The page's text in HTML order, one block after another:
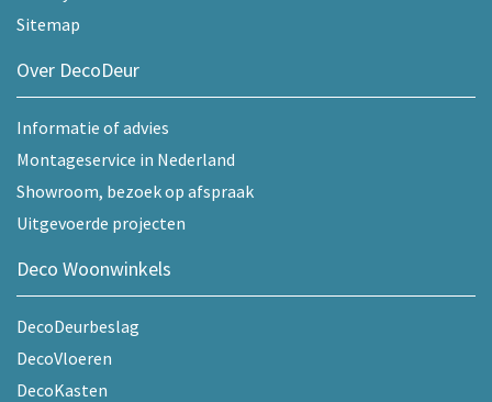
Sitemap
Over DecoDeur
Informatie of advies
Montageservice in Nederland
Showroom, bezoek op afspraak
Uitgevoerde projecten
Deco Woonwinkels
DecoDeurbeslag
DecoVloeren
DecoKasten